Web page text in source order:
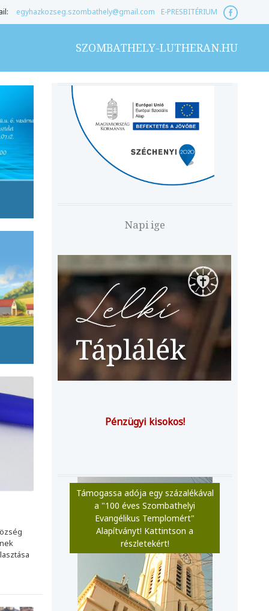
egyhazkozseg.szombathely@gmail.com E-PRESBITÉRIUM
SZOMBATHELY-LUTHERAN.HU
Napi ige
Pénzügyi kisokos!
Támogassa adója egy százalékával
a "100 éves Szombathelyi
Evangélikus Templomért"
Alapítványt! Kattintson a
részletekért!